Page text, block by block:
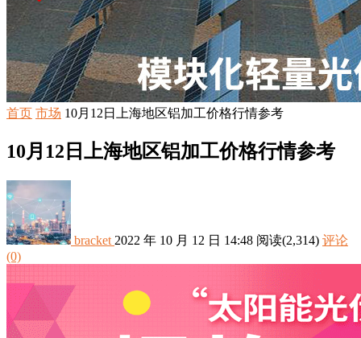
首页 市场 10月12日上海地区铝加工价格行情参考
10月12日上海地区铝加工价格行情参考
bracket 2022 年 10 月 12 日 14:48 阅读(2,314) 评论
(0)